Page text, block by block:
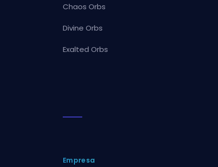
Chaos Orbs
Divine Orbs
Exalted Orbs
Empresa